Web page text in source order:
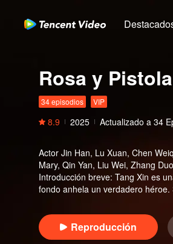
Rosa y Pistola
34 episodios VIP
8.9 2025 Actualizado a 34
Actor Jin Han, Lu Xuan, Chen
Mary, Qin Yan, Liu Wei, Zhang Duo
Introducción breve: Tang Xin es
fondo anhela un verdadero
recién salida de la facultad de
profesionales, los conflictos de
tras conocer de verdad a la
Reproducción